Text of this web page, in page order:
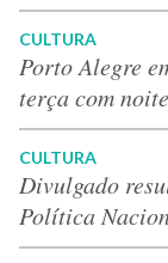
CULTURA
Porto Alegre
terça com
CULTURA
Divulgado
Política